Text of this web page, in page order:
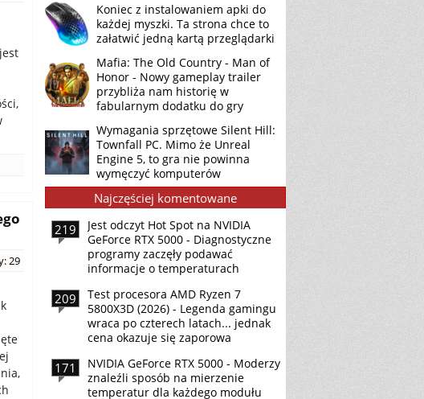
29
Koniec z instalowaniem apki do
każdej myszki. Ta strona chce to
załatwić jedną kartą przeglądarki
Mafia: The Old Country - Man of
Honor - Nowy gameplay trailer
przybliża nam historię w
fabularnym dodatku do gry
Wymagania sprzętowe Silent Hill:
Townfall PC. Mimo że Unreal
Engine 5, to gra nie powinna
wymęczyć komputerów
Najczęściej komentowane
219
Jest odczyt Hot Spot na NVIDIA
GeForce RTX 5000 - Diagnostyczne
programy zaczęły podawać
informacje o temperaturach
209
Test procesora AMD Ryzen 7
5800X3D (2026) - Legenda gamingu
wraca po czterech latach... jednak
cena okazuje się zaporowa
171
NVIDIA GeForce RTX 5000 - Moderzy
znaleźli sposób na mierzenie
temperatur dla każdego modułu